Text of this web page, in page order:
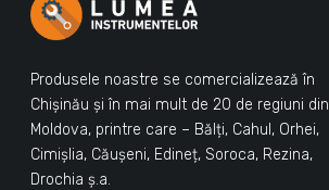
Produsele noastre se comercializează în
Chișinău și în mai mult de 20 de regiuni din
Moldova, printre care – Bălți, Cahul, Orhei,
Cimișlia, Căușeni, Edineț, Soroca, Rezina,
Drochia ș.a.